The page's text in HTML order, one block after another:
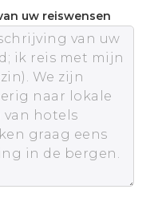
uw reiswensen